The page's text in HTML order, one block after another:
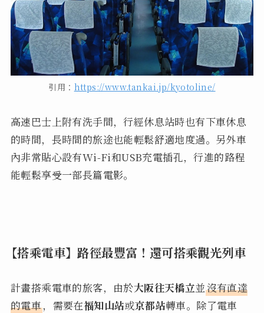
引用： https://www.tankai.jp/kyotoline/
高速巴士上附有洗手間，行經休息站時也有下車休息
的時間，長時間的旅途也能輕鬆舒適地度過。另外車
內非常貼心設有Wi-Fi和USB充電插孔，行進的路程
能輕鬆享受一部長篇電影。
【搭乘電車】路徑最豐富！還可搭乘觀光列車
計畫搭乘電車的旅客，由於大阪往天橋立並沒有直達
的電車，需要在福知山站或京都站轉車。除了電車